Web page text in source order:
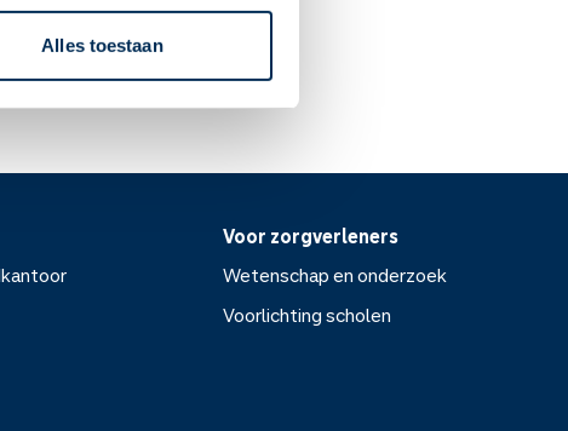
Alles toestaan
Voor zorgverleners
Wetenschap en onderzoek
Voorlichting scholen